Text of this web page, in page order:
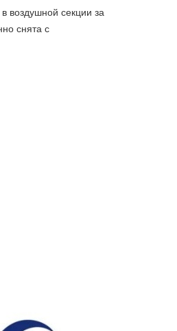
воздушной секции за
снята с